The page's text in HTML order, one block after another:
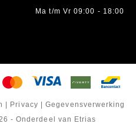
Ma t/m Vr 09:00 - 18:00
Privacy |Gegevensverwerking
- Onderdeel van Etrias